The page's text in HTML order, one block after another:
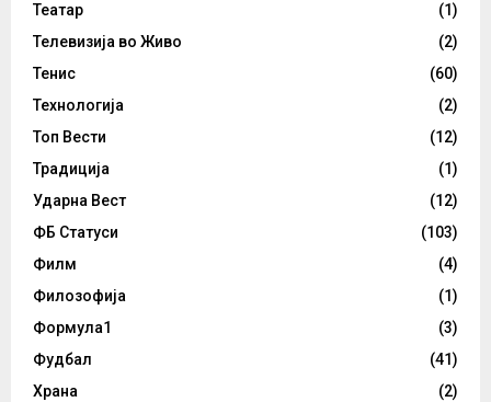
Театар
(1)
Телевизија во Живо
(2)
Тенис
(60)
Технологија
(2)
Топ Вести
(12)
Традиција
(1)
Ударна Вест
(12)
ФБ Статуси
(103)
Филм
(4)
Филозофија
(1)
Формула1
(3)
Фудбал
(41)
Храна
(2)